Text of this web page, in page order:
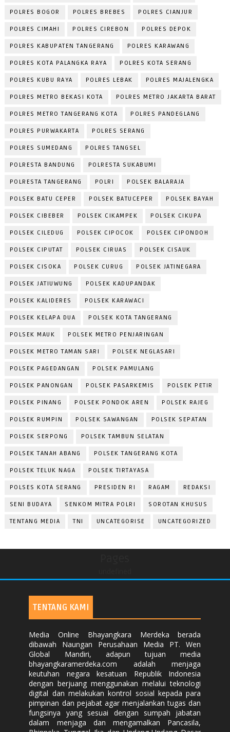
POLRES BOGOR POLRES BREBES POLRES CIANJUR
POLRES CIMAHI POLRES CIREBON POLRES DEPOK
POLRES KABUPATEN TANGERANG POLRES KARAWANG
POLRES KOTA PALANGKA RAYA POLRES KOTA SERANG
POLRES KUBU RAYA POLRES LEBAK POLRES MAJALENGKA
POLRES METRO BEKASI KOTA POLRES METRO JAKARTA BARAT
POLRES METRO TANGERANG KOTA POLRES PANDEGLANG
POLRES PURWAKARTA POLRES SERANG
POLRES SUMEDANG POLRES TANGSEL
POLRESTA BANDUNG POLRESTA SUKABUMI
POLRESTA TANGERANG POLRI POLSEK BALARAJA
POLSEK BATU CEPER POLSEK BATUCEPER POLSEK BAYAH
POLSEK CIBEBER POLSEK CIKAMPEK POLSEK CIKUPA
POLSEK CILEDUG POLSEK CIPOCOK POLSEK CIPONDOH
POLSEK CIPUTAT POLSEK CIRUAS POLSEK CISAUK
POLSEK CISOKA POLSEK CURUG POLSEK JATINEGARA
POLSEK JATIUWUNG POLSEK KADUPANDAK
POLSEK KALIDERES POLSEK KARAWACI
POLSEK KELAPA DUA POLSEK KOTA TANGERANG
POLSEK MAUK POLSEK METRO PENJARINGAN
POLSEK METRO TAMAN SARI POLSEK NEGLASARI
POLSEK PAGEDANGAN POLSEK PAMULANG
POLSEK PANONGAN POLSEK PASARKEMIS POLSEK PETIR
POLSEK PINANG POLSEK PONDOK AREN POLSEK RAJEG
POLSEK RUMPIN POLSEK SAWANGAN POLSEK SEPATAN
POLSEK SERPONG POLSEK TAMBUN SELATAN
POLSEK TANAH ABANG POLSEK TANGERANG KOTA
POLSEK TELUK NAGA POLSEK TIRTAYASA
POLSES KOTA SERANG PRESIDEN RI RAGAM REDAKSI
SENI BUDAYA SENKOM MITRA POLRI SOROTAN KHUSUS
TENTANG MEDIA TNI UNCATEGORISE UNCATEGORIZED
TENTANG KAMI
Media Online Bhayangkara Merdeka berada
dibawah Naungan Perusahaan Media PT. Wen
Global Mandiri, adapun tujuan media
bhayangkaramerdeka.com adalah menjaga
keutuhan negara kesatuan Republik Indonesia
dengan berjuang menggunakan melalui teknologi
digital dan melakukan kontrol sosial kepada para
pimpinan dan pejabat agar menjalankan tugas dan
fungsinya yang sesuai dengan sumpah jabatan
dalam menjaga dan mengamalkan Pancasila,